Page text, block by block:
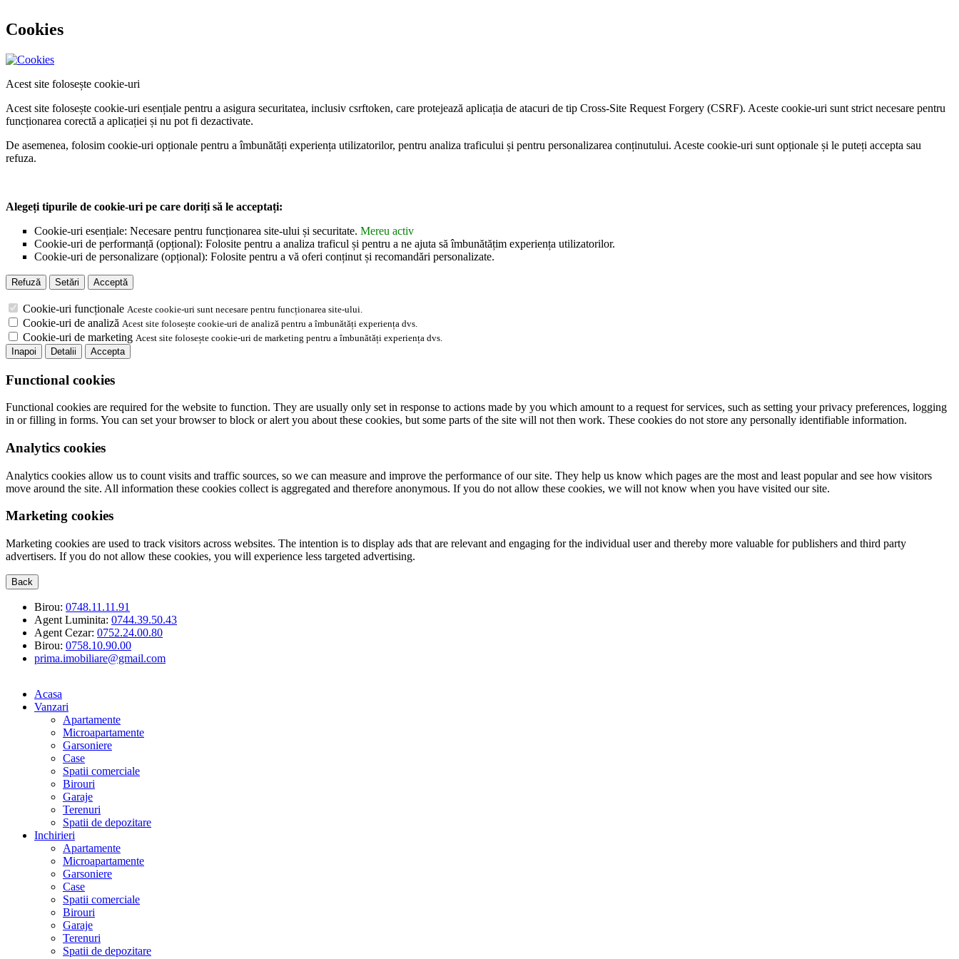
Cookies
Acest site folosește cookie-uri
Acest site folosește cookie-uri esențiale pentru a asigura securitatea, inclusiv csrftoken, care protejează aplicația de atacuri de tip Cross-Site Request Forgery (CSRF). Aceste cookie-uri sunt strict necesare pentru
funcționarea corectă a aplicației și nu pot fi dezactivate.
De asemenea, folosim cookie-uri opționale pentru a îmbunătăți experiența utilizatorilor, pentru analiza traficului și pentru personalizarea conținutului. Aceste cookie-uri sunt opționale și le puteți accepta sau
refuza.
Alegeți tipurile de cookie-uri pe care doriți să le acceptați:
Cookie-uri esențiale: Necesare pentru funcționarea site-ului și securitate. Mereu activ
Cookie-uri de performanță (opțional): Folosite pentru a analiza traficul și pentru a ne ajuta să îmbunătățim experiența utilizatorilor.
Cookie-uri de personalizare (opțional): Folosite pentru a vă oferi conținut și recomandări personalizate.
Refuză Setări Acceptă
Cookie-uri funcționale Aceste cookie-uri sunt necesare pentru funcționarea site-ului.
Cookie-uri de analiză Acest site folosește cookie-uri de analiză pentru a îmbunătăți experiența dvs.
Cookie-uri de marketing Acest site folosește cookie-uri de marketing pentru a îmbunătăți experiența dvs.
Inapoi
Detalii Accepta
Functional cookies
Functional cookies are required for the website to function. They are usually only set in response to actions made by you which amount to a request for services, such as setting your privacy preferences, logging
in or filling in forms. You can set your browser to block or alert you about these cookies, but some parts of the site will not then work. These cookies do not store any personally identifiable information.
Analytics cookies
Analytics cookies allow us to count visits and traffic sources, so we can measure and improve the performance of our site. They help us know which pages are the most and least popular and see how visitors
move around the site. All information these cookies collect is aggregated and therefore anonymous. If you do not allow these cookies, we will not know when you have visited our site.
Marketing cookies
Marketing cookies are used to track visitors across websites. The intention is to display ads that are relevant and engaging for the individual user and thereby more valuable for publishers and third party
advertisers. If you do not allow these cookies, you will experience less targeted advertising.
Back
Birou: 0748.11.11.91
Agent Luminita: 0744.39.50.43
Agent Cezar: 0752.24.00.80
Birou: 0758.10.90.00
prima.imobiliare@gmail.com
Acasa
Vanzari
Apartamente
Microapartamente
Garsoniere
Case
Spatii comerciale
Birouri
Garaje
Terenuri
Spatii de depozitare
Inchirieri
Apartamente
Microapartamente
Garsoniere
Case
Spatii comerciale
Birouri
Garaje
Terenuri
Spatii de depozitare